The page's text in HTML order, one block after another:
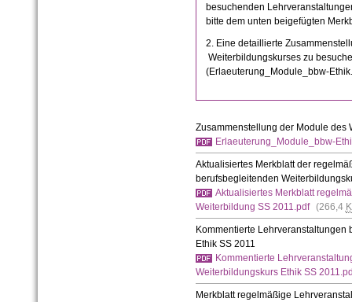
besuchenden
bitte dem unten beigefügten
2. Eine detaillierte
Weiterbildungskurses zu
(Erlaeuterung_Module_bbw-
Zusammenstellung der Module des
Erlaeuterung_Module_bbw-
Aktualisiertes Merkblatt der
berufsbegleitenden
Aktualisiertes Merkblatt
Weiterbildung SS 2011.pdf (266,4
Kommentierte
Ethik SS 2011
Kommentierte
Weiterbildungskurs Ethik SS
Merkblatt regelmäßige